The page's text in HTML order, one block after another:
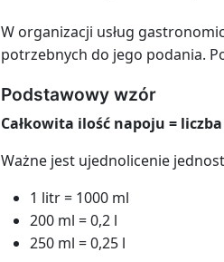
W organizacji usług
potrzebnych do jego podania.
Podstawowy wzór
Całkowita ilość napoju =
Ważne jest ujednolicenie
1 litr = 1000 ml
200 ml = 0,2 l
250 ml = 0,25 l